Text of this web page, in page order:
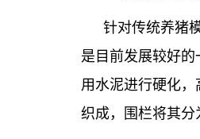
针对传统养猪
是目前发展较好
用水泥进行硬化
织成，围栏将其分